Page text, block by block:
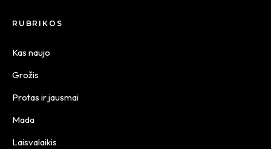
RUBRIKOS
Kas naujo
Grožis
Protas ir jausmai
Mada
Laisvalaikis